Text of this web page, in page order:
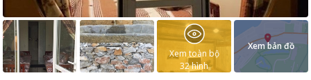
Xem toàn bộ
32hình
Xem bản đồ